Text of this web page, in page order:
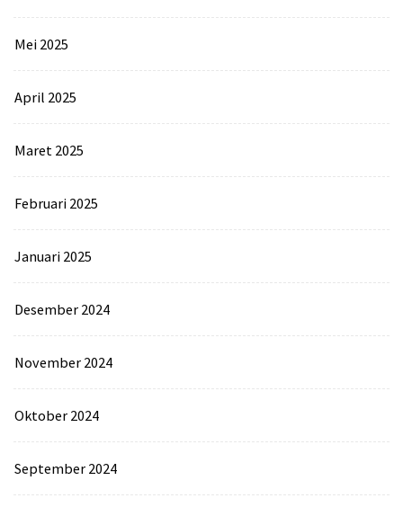
Mei 2025
April 2025
Maret 2025
Februari 2025
Januari 2025
Desember 2024
November 2024
Oktober 2024
September 2024